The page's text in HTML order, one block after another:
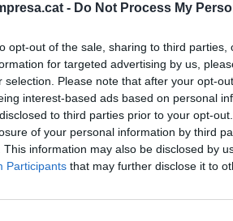
- Do Not Process My
opt-out of the sale, sharing to third
for targeted advertising by us,
selection. Please note that after your opt-
interest-based ads based on personal
to third parties prior to your opt-
of your personal information by third
This information may also be disclosed by
Participants that may further disclose it to
delegat de Cepsa,Pedro
tecnologia de dispersió
en la introducció d'un
barreja amb els diferents
tecnològic ha rebut el premi a
desenvolupament dels nous
el premi al millor projecte